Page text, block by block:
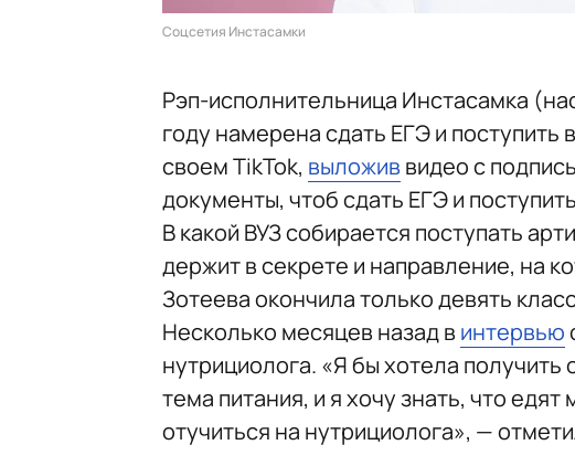
Соцсетия Инстасамки
Рэп-исполнительница Инстасамка
году намерена сдать ЕГЭ и
своем TikTok, выложив видео с
документы, чтоб сдать ЕГЭ и
В какой ВУЗ собирается поступать
держит в секрете и направление, на
Зотеева окончила только девять
Несколько месяцев назад в интервью
нутрициолога. «Я бы хотела
тема питания, и я хочу знать, что
отучиться на нутрициолога», —